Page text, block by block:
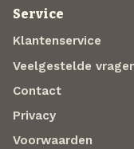
Service
Klantenservice
Veelgestelde
Contact
Privacy
Voorwaarden